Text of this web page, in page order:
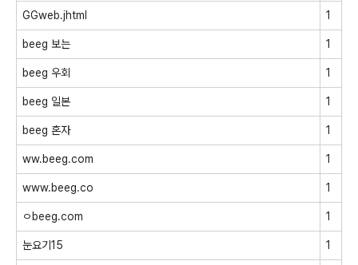
GGweb.jhtml 1
beeg 보는 1
beeg 우회 1
beeg 일본 1
beeg 혼자 1
ww.beeg.com 1
www.beeg.co 1
ㅇbeeg.com 1
눈요기15 1